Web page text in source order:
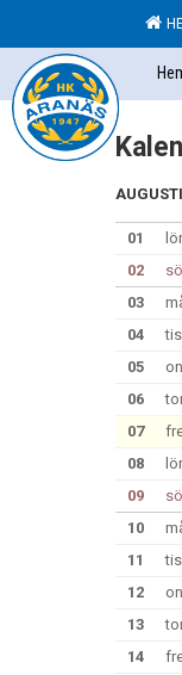
01
lör
02
03
04
tis
05
06
07
08
lör
09
10
11
tis
12
13
14